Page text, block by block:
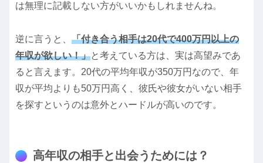
は無理に記載しない方がいいかもしれませんね。
逆に言うと、 「付き合う相手は20代で400万円以上の
年収が欲しい！」と考えている方は、実は高望みであ
ると言えます。20代の平均年収が350万円なので、年
収が平均よりも50万円高く、彼氏や彼女がいない相手
を探すというのは意外とハードルが高いのです。
高年収の相手と出会うためには？